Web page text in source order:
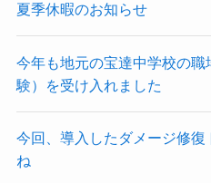
夏季休暇のお知らせ
今年も地元の宝達中学校の
験）を受け入れました
今回、導入したダメージ修
ね